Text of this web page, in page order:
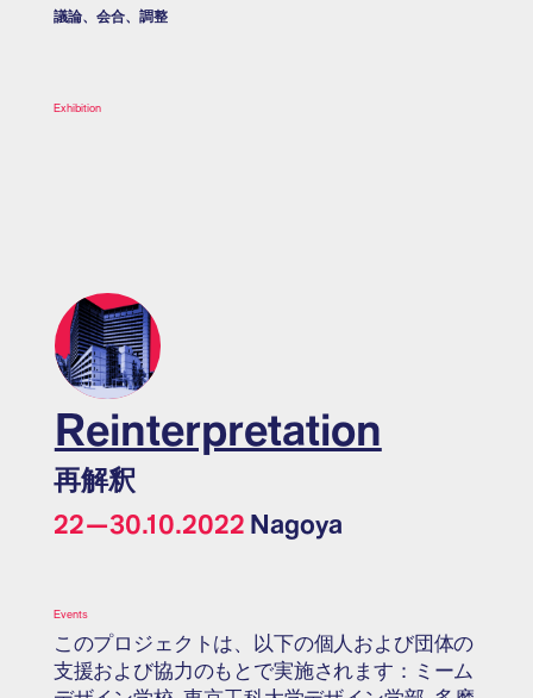
議論、会合、調整
Exhibition
Reinterpretation
再解釈
22—30.10.2022 Nagoya
Events
このプロジェクトは、以下の個人および団体の
支援および協力のもとで実施されます：ミーム